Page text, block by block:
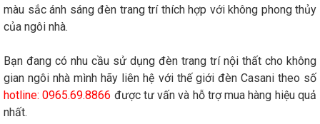
màu sắc ánh sáng đèn trang trí thích hợp với không phong thủy
của ngôi nhà.
Bạn đang có nhu cầu sử dụng đèn trang trí nội thất cho không
gian ngôi nhà mình hãy liên hệ với thế giới đèn Casani theo số
hotline: 0965.69.8866 được tư vấn và hỗ trợ mua hàng hiệu quả
nhất.